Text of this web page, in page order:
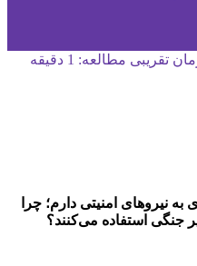
تقریبی مطالعه: 1 دقیقه
نیروهای امنیتی دارم؛ چرا
جنگی استفاده می‌کنند؟